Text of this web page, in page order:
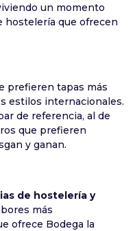
un momento
hostelería que ofrecen
prefieren tapas más
estilos internacionales.
de referencia, al de
que prefieren
y ganan.
de hostelería y
más
ofrece Bodega la